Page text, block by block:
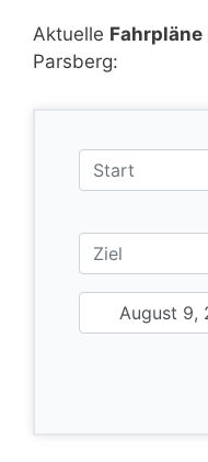
Aktuelle
Parsberg: